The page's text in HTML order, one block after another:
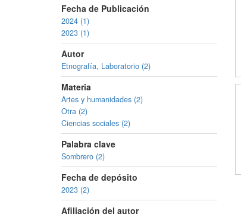
Fecha de Publicación
2024 (1)
2023 (1)
Autor
Etnografía, Laboratorio (2)
Materia
Artes y humanidades (2)
Otra (2)
Ciencias sociales (2)
Palabra clave
Sombrero (2)
Fecha de depósito
2023 (2)
Afiliación del autor